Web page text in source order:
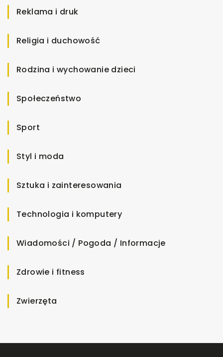
Reklama i druk
Religia i duchowość
Rodzina i wychowanie dzieci
Społeczeństwo
Sport
Styl i moda
Sztuka i zainteresowania
Technologia i komputery
Wiadomości / Pogoda / Informacje
Zdrowie i fitness
Zwierzęta